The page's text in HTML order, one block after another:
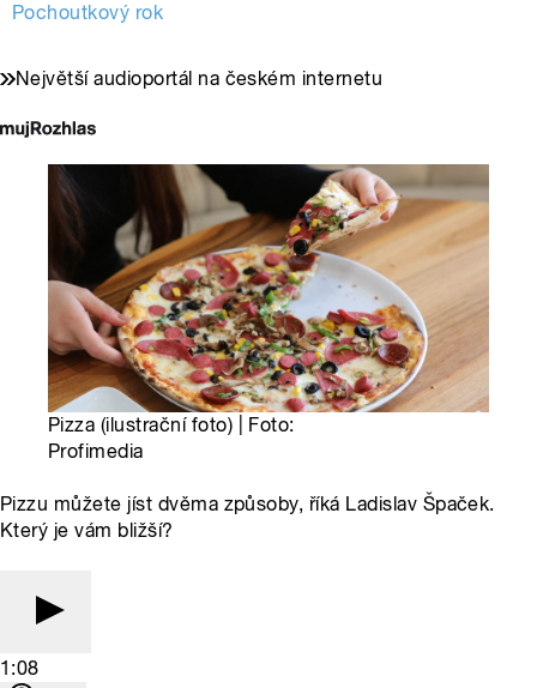
Pochoutkový rok
Největší audioportál na českém internetu
Pizza (ilustrační foto) | Foto:
Profimedia
Pizzu můžete jíst dvěma způsoby, říká Ladislav Špaček.
Který je vám bližší?
1:08